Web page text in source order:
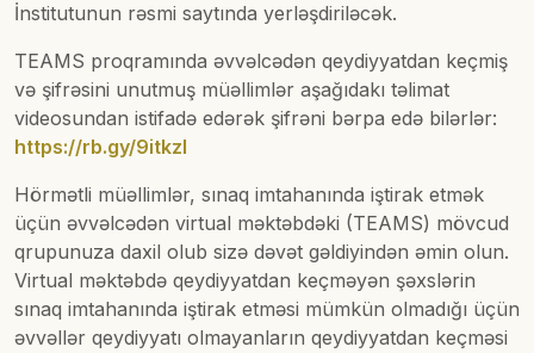
İnstitutunun rəsmi saytında yerləşdiriləcək.
TEAMS proqramında əvvəlcədən qeydiyyatdan keçmiş
və şifrəsini unutmuş müəllimlər aşağıdakı təlimat
videosundan istifadə edərək şifrəni bərpa edə bilərlər:
https://rb.gy/9itkzl
Hörmətli müəllimlər, sınaq imtahanında iştirak etmək
üçün əvvəlcədən virtual məktəbdəki (TEAMS) mövcud
qrupunuza daxil olub sizə dəvət gəldiyindən əmin olun.
Virtual məktəbdə qeydiyyatdan keçməyən şəxslərin
sınaq imtahanında iştirak etməsi mümkün olmadığı üçün
əvvəllər qeydiyyatı olmayanların qeydiyyatdan keçməsi